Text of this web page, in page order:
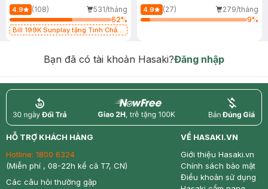
4.9 (108)
531/tháng
62%
Bill 199K Sunplay tặng Tinh Chất
4.9 (27)
279/tháng
9%
Bạn đã có tài khoản Hasaki?Đăng nhập
return nowfree price
HỖ TRỢ KHÁCH HÀNG
Hotline: 1800 6324
(Miễn phí , 08-22h kể cả T7, CN)
Các câu hỏi thường gặp
VỀ HASAKI.VN
Giới thiệu Hasaki.vn
Chính sách bảo mật
Điều khoản sử dụng